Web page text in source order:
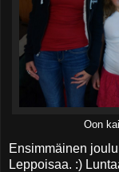
Oon
Ensimmäinen
Leppoisaa. :)